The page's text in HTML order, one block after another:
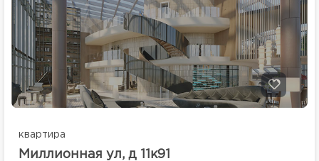
квартира
Миллионная ул, д 11к91